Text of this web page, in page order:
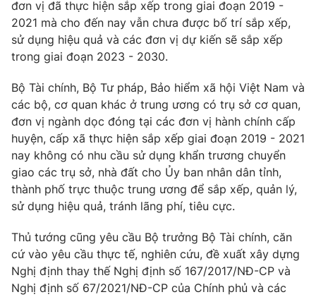
đơn vị đã thực hiện sắp xếp trong giai đoạn 2019 -
2021 mà cho đến nay vẫn chưa được bố trí sắp xếp,
sử dụng hiệu quả và các đơn vị dự kiến sẽ sắp xếp
trong giai đoạn 2023 - 2030.
Bộ Tài chính, Bộ Tư pháp, Bảo hiểm xã hội Việt Nam và
các bộ, cơ quan khác ở trung ương có trụ sở cơ quan,
đơn vị ngành dọc đóng tại các đơn vị hành chính cấp
huyện, cấp xã thực hiện sắp xếp giai đoạn 2019 - 2021
nay không có nhu cầu sử dụng khẩn trương chuyển
giao các trụ sở, nhà đất cho Ủy ban nhân dân tỉnh,
thành phố trực thuộc trung ương để sắp xếp, quản lý,
sử dụng hiệu quả, tránh lãng phí, tiêu cực.
Thủ tướng cũng yêu cầu Bộ trưởng Bộ Tài chính, căn
cứ vào yêu cầu thực tế, nghiên cứu, đề xuất xây dựng
Nghị định thay thế Nghị định số 167/2017/NĐ-CP và
Nghị định số 67/2021/NĐ-CP của Chính phủ và các